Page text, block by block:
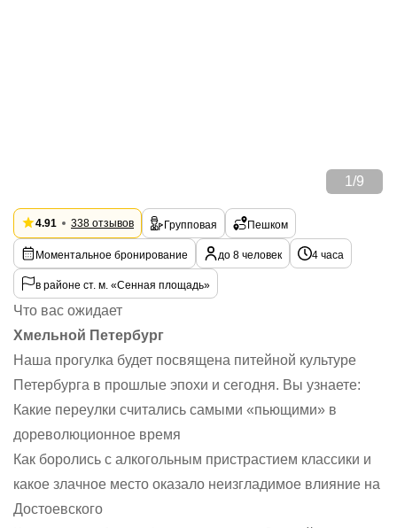
1 /9
4.91 338 отзывов Групповая Пешком
Моментальное бронирование до 8 человек 4 часа
в районе ст. м. «Сенная площадь»
Что вас ожидает
Хмельной Петербург
Наша прогулка будет посвящена питейной культуре
Петербурга в прошлые эпохи и сегодня. Вы узнаете:
Какие переулки считались самыми «пьющими» в
дореволюционное время
Как боролись с алкогольным пристрастием классики и
какое злачное место оказало неизгладимое влияние на
Достоевского